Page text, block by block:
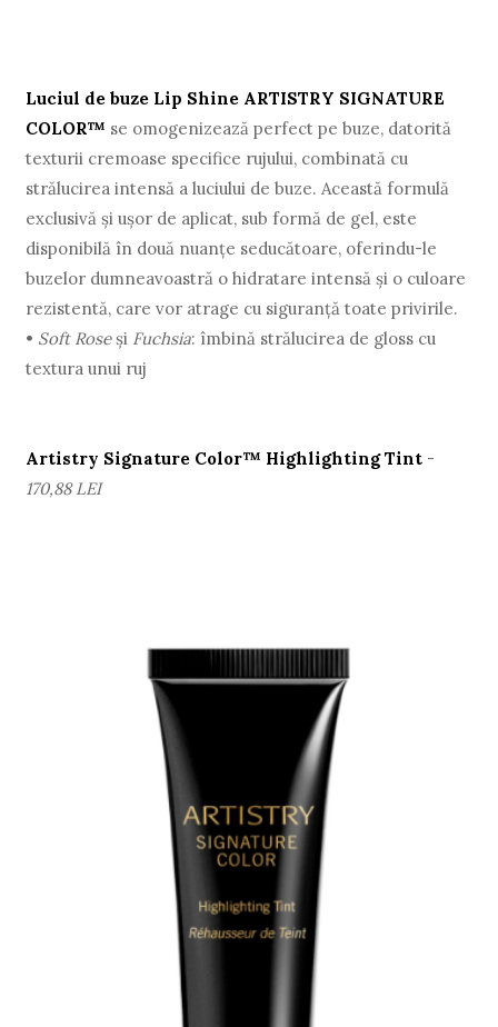
Luciul de buze Lip Shine ARTISTRY SIGNATURE
COLOR™ se omogenizează perfect pe buze, datorită
texturii cremoase specifice rujului, combinată cu
strălucirea intensă a luciului de buze. Această formulă
exclusivă și ușor de aplicat, sub formă de gel, este
disponibilă în două nuanțe seducătoare, oferindu-le
buzelor dumneavoastră o hidratare intensă și o culoare
rezistentă, care vor atrage cu siguranță toate privirile.
• Soft Roseși Fuchsia: îmbină strălucirea de gloss cu
textura unui ruj
Artistry Signature Color™ Highlighting Tint -
170,88 LEI